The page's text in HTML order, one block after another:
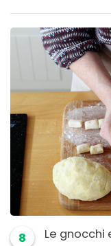
8 Le gnocchi